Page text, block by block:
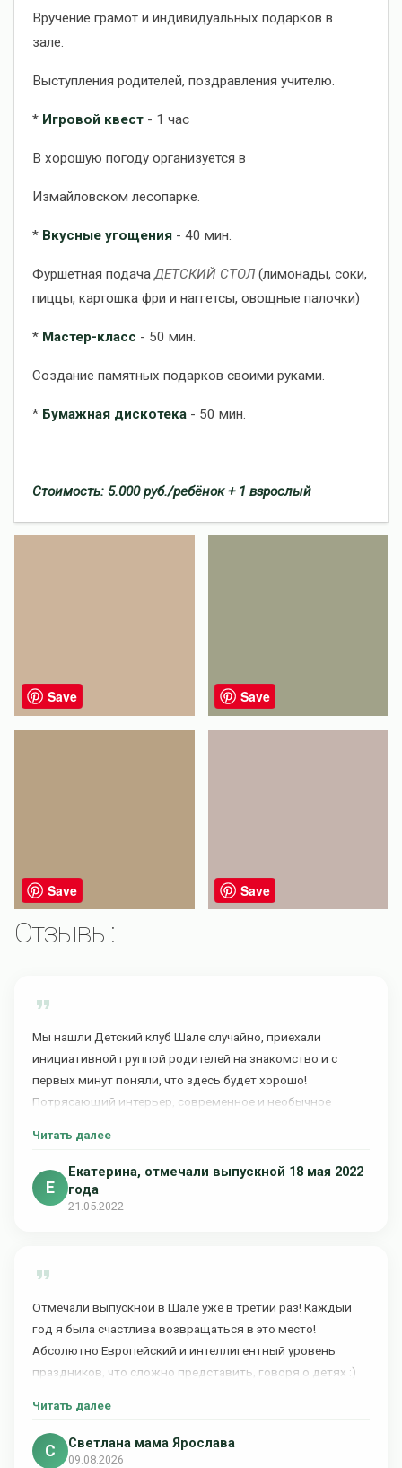
Вручение грамот и индивидуальных подарков в
зале.
Выступления родителей, поздравления учителю.
* Игровой квест - 1 час
В хорошую погоду организуется в
Измайловском лесопарке.
* Вкусные угощения - 40 мин.
Фуршетная подачаДЕТСКИЙ СТОЛ(лимонады, соки,
пиццы, картошка фри и наггетсы, овощные палочки)
* Мастер-класс - 50 мин.
Создание памятных подарков своими руками.
* Бумажная дискотека - 50 мин.
Стоимость: 5.000 руб./ребёнок + 1 взрослый
Save Save
Save Save
Отзывы:
Мы нашли Детский клуб Шале случайно, приехали
инициативной группой родителей на знакомство и с
первых минут поняли, что здесь будет хорошо!
Потрясающий интерьер, современное и необычное
мастер-классы - о чём ещё можно мечтать! Наш
коллектив 20 детей и 23 родителя остались очень
довольны организацией! От души будем рекомендовать
всем Шале!
Читать далее
Е
Екатерина, отмечали выпускной 18 мая 2022
года
21.05.2022
Отмечали выпускной в Шале уже в третий раз! Каждый
год я была счастлива возвращаться в это место!
Абсолютно Европейский и интеллигентный уровень
праздников, что сложно представить, говоря о детях :)
любовью и заботой. Рекомендую!
Читать далее
С Светлана мама Ярослава
09.08.2026